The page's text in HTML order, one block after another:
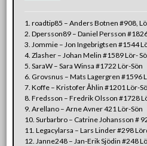
1. roadtip85 – Anders Botnen #908,
2. Dpersson89 – Daniel Persson
3. Jommie – Jon Ingebrigtsen #1544
4. Zlasher – Johan Melin #1589 Lör-
5. SaraW – Sara Winsa #1722 Lör-Sön
6. Grovsnus – Mats Lagergren #1596
7. Koffe – Kristofer Åhlin #1201 Lör-
8. Fredsson – Fredrik Olsson #1728
9. Arellano – Arne Avner 421 Lör-Sön
10. Surbarbro – Catrine Johansson #
11. Legacylarsa – Lars Linder #298
12. Janne248 – Jan-Erik Sjödin #248